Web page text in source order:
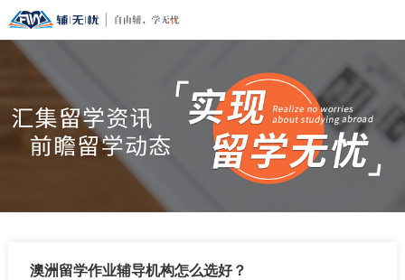
澳洲留学作业辅导机构怎么选好？